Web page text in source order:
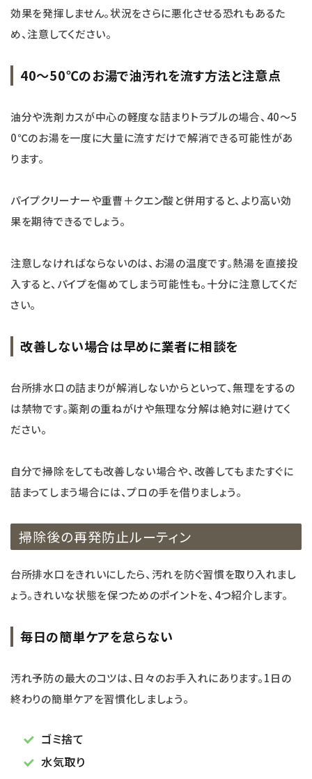
効果を発揮しません。状況をさらに悪化させる恐れもあるた
め、注意してください。
40〜50℃のお湯で油汚れを流す方法と注意点
油分や洗剤カスが中心の軽度な詰まりトラブルの場合、40～5
0℃のお湯を一度に大量に流すだけで解消できる可能性があ
ります。
パイプクリーナーや重曹＋クエン酸と併用すると、より高い効
果を期待できるでしょう。
注意しなければならないのは、お湯の温度です。熱湯を直接投
入すると、パイプを傷めてしまう可能性も。十分に注意してくだ
さい。
改善しない場合は早めに業者に相談を
台所排水口の詰まりが解消しないからといって、無理をするの
は禁物です。薬剤の重ねがけや無理な分解は絶対に避けてく
ださい。
自分で掃除をしても改善しない場合や、改善してもまたすぐに
詰まってしまう場合には、プロの手を借りましょう。
掃除後の再発防止ルーティン
台所排水口をきれいにしたら、汚れを防ぐ習慣を取り入れまし
ょう。きれいな状態を保つためのポイントを、4つ紹介します。
毎日の簡単ケアを怠らない
汚れ予防の最大のコツは、日々のお手入れにあります。1日の
終わりの簡単ケアを習慣化しましょう。
ゴミ捨て
水気取り